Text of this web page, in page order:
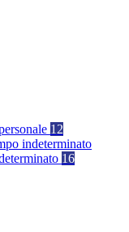
12
indeterminato
16